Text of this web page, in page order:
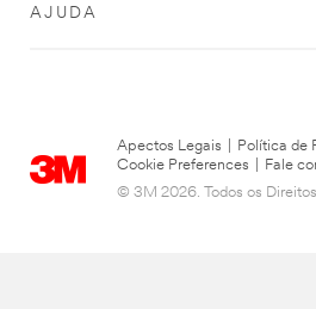
AJUDA
Apectos Legais Política de
Cookie Preferences
Fale
© 3M 2026. Todos os Direitos